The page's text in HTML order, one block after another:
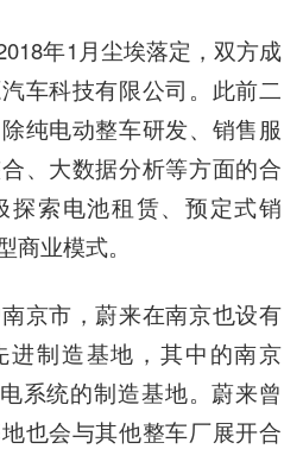
年1月尘埃落定，双方成
车科技有限公司。此前二
纯电动整车研发、销售服
、大数据分析等方面的合
探索电池租赁、预定式销
业模式。
京市，蔚来在南京也设有
制造基地，其中的南京
系统的制造基地。蔚来曾
也会与其他整车厂展开合